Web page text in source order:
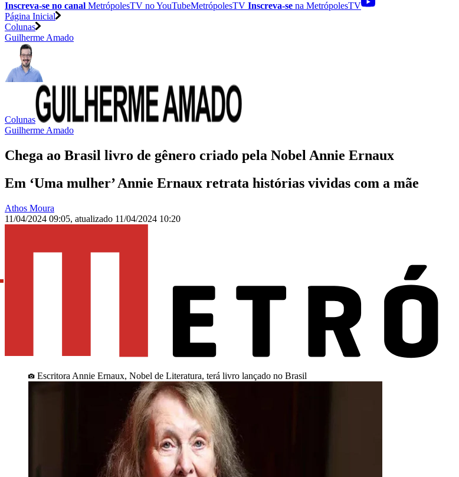
Inscreva-se no canal MetrópolesTV noYouTubeMetrópolesTV Inscreva-se na MetrópolesTV
Página Inicial
Colunas
Guilherme Amado
Colunas
Guilherme Amado
Chega ao Brasil livro de gênero criado pela Nobel Annie Ernaux
Em ‘Uma mulher’ Annie Ernaux retrata histórias vividas com a mãe
Athos Moura
11/04/2024 09:05, atualizado 11/04/2024 10:20
Escritora Annie Ernaux, Nobel de Literatura, terá livro lançado no Brasil